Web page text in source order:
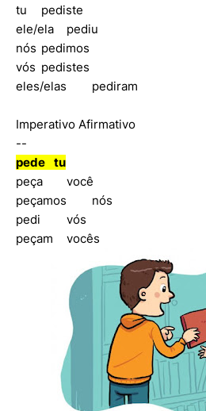
tu
pediste
ele/ela
pediu
nós pedimos
vós pedistes
eles/elas
pediram
Imperativo Afirmativo
--
pede tu
peça
você
peçamos
nós
pedi
vós
peçam
vocês